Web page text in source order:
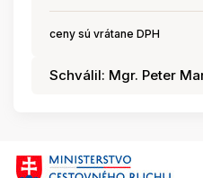
ceny sú vrátane DPH
Schválil: Mgr. Peter